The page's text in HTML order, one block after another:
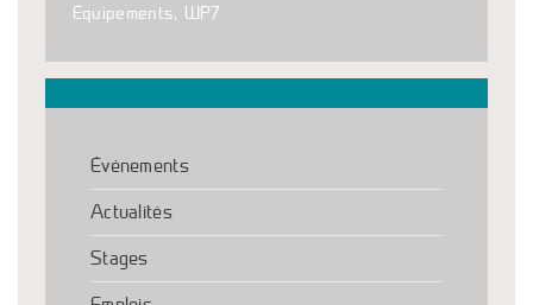
Équipements, WP7
Événements
Actualités
Stages